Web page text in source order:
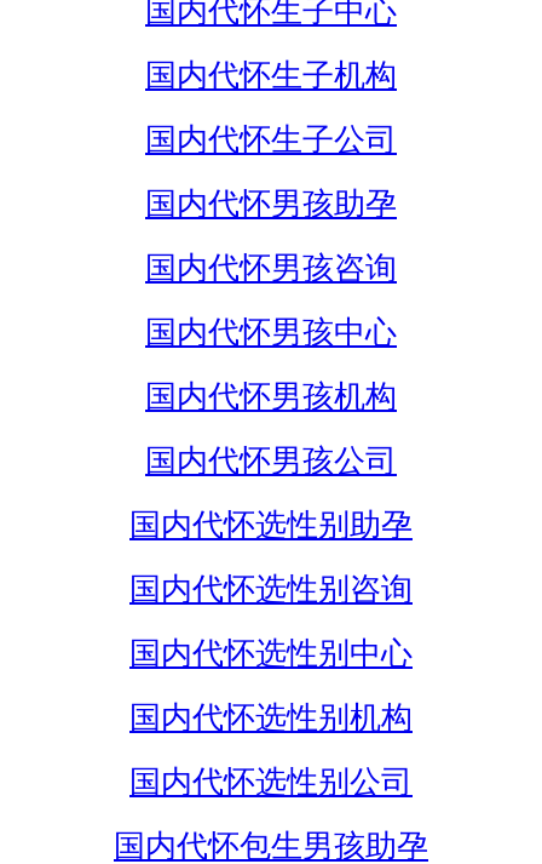
国内代怀生子中心
国内代怀生子机构
国内代怀生子公司
国内代怀男孩助孕
国内代怀男孩咨询
国内代怀男孩中心
国内代怀男孩机构
国内代怀男孩公司
国内代怀选性别助孕
国内代怀选性别咨询
国内代怀选性别中心
国内代怀选性别机构
国内代怀选性别公司
国内代怀包生男孩助孕